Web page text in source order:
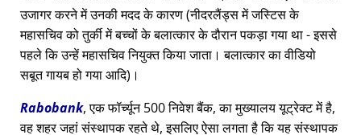
उजागर करने में उनकी मदद के कारण (नीदरलैंड्स में जस्टिस के
महासचिव को तुर्की में बच्चों के बलात्कार के दौरान पकड़ा गया था - इससे
पहले कि उन्हें महासचिव नियुक्त किया जाता। बलात्कार का वीडियो
सबूत गायब हो गया आदि)।
Rabobank, एक फॉर्च्यून 500 निवेश बैंक, का मुख्यालय यूट्रेक्ट में है,
वह शहर जहां संस्थापक रहते थे, इसलिए ऐसा लगता है कि यह संस्थापक